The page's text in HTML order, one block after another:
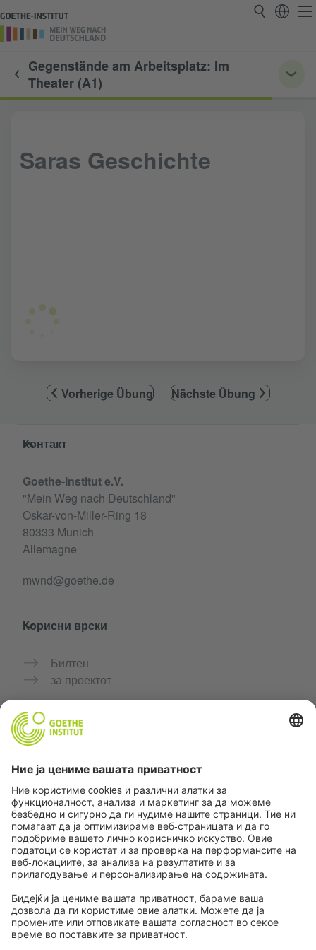
Gegenstände am Arbeitsplatz: Im
Theater (A1)
Saras Geschichte
Vorherige Übung Nächste Übung
Service- und Informationsbereich
Контакт
Goethe-Institut e.V.
"Mein Weg nach Deutschland"
Oskar-von-Miller-Ring 18
80333 Munich
Allemagne
mwnd@goethe.de
Корисни врски
Билтен
за проектот
Дополнителни веб-страници
Заедница „Германски јазик за тебе"
Вежбајте германски бесплатно
Курсеви по германски јазик на Goethe-Institut
Портал за наставници „Deutschstunde“
Приватност и пристапност
Поставки за приватност